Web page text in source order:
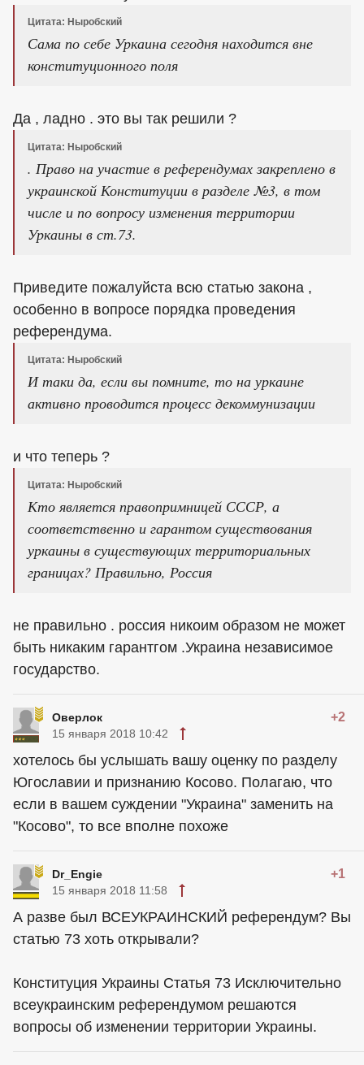
Цитата: Ныробский
Сама по себе Уркаина сегодня находится вне
конституционного поля
Да , ладно . это вы так решили ?
Цитата: Ныробский
. Право на участие в референдумах закреплено в
украинской Конституции в разделе №3, в том
числе и по вопросу изменения территории
Уркаины в ст.73.
Приведите пожалуйста всю статью закона ,
особенно в вопросе порядка проведения
референдума.
Цитата: Ныробский
И таки да, если вы помните, то на уркаине
активно проводится процесс декоммунизации
и что теперь ?
Цитата: Ныробский
Кто является правопримницей СССР, а
соответственно и гарантом существования
уркаины в существующих территориальных
границах? Правильно, Россия
не правильно . россия никоим образом не может
быть никаким гарантгом .Украина независимое
государство.
Оверлок +2
15 января 2018 10:42
хотелось бы услышать вашу оценку по разделу
Югославии и признанию Косово. Полагаю, что
если в вашем суждении "Украина" заменить на
"Косово", то все вполне похоже
Dr_Engie +1
15 января 2018 11:58
А разве был ВСЕУКРАИНСКИЙ референдум? Вы
статью 73 хоть открывали?
Конституция Украины Статья 73 Исключительно
всеукраинским референдумом решаются
вопросы об изменении территории Украины.